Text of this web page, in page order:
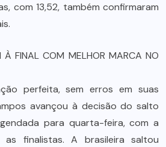
com 13,52, também confirmaram
À FINAL COM MELHOR MARCA NO
perfeita, sem erros em suas
avançou à decisão do salto
para quarta-feira, com a
finalistas. A brasileira saltou